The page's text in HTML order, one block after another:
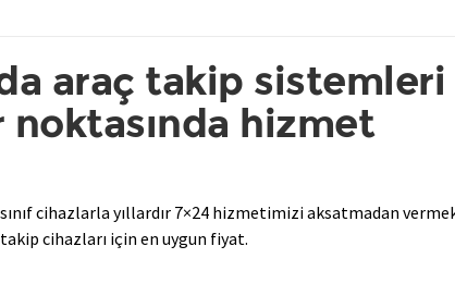
araç takip sistemleri
noktasında hizmet
cihazlarla yıllardır 7×24 hizmetimizi aksatmadan
cihazları için en uygun fiyat.